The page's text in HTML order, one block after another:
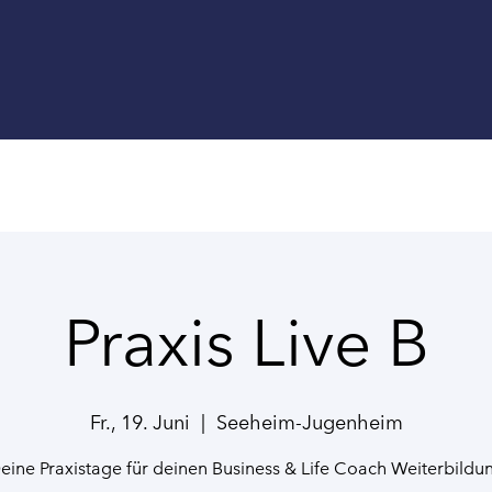
Praxis Live B
Fr., 19. Juni
  |
Seeheim-Jugenheim
Praxistage für deinen Business & Life Coach